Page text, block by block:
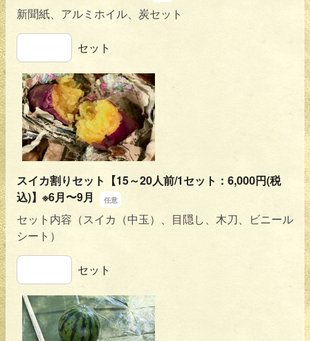
新聞紙、アルミホイル、炭セット
焼き芋【10個／1セット】
セット
スイカ割りセット【15～20人前/1セット：6,000円(税
込)】※6月〜9月
セット内容（スイカ（中玉）、目隠し、木刀、ビニール
シート）
スイカ割りセット【15～20人前/1セット：6,000円(税込)】
セット